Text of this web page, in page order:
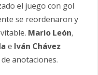
el juego con gol
se reordenaron y
Mario León,
e Iván Chávez
anotaciones.